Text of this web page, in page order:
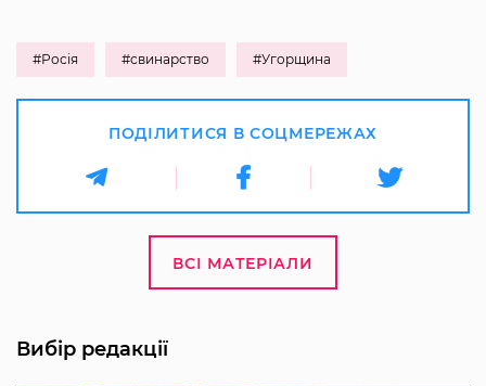
#Росія #свинарство #Угорщина
ПОДІЛИТИСЯ В СОЦМЕРЕЖАХ
ВСІ МАТЕРІАЛИ
Вибір редакції